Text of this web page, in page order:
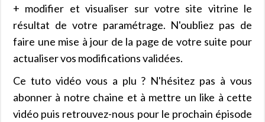
+ modifier et visualiser sur votre site vitrine le
résultat de votre paramétrage. N'oubliez pas de
faire une mise à jour de la page de votre suite pour
actualiser vos modifications validées.
Ce tuto vidéo vous a plu ? N'hésitez pas à vous
abonner à notre chaine et à mettre un like à cette
vidéo puis retrouvez-nous pour le prochain épisode